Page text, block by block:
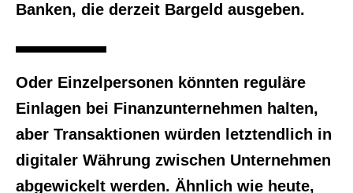
Banken, die derzeit Bargeld ausgeben.
Oder Einzelpersonen könnten reguläre
Einlagen bei Finanzunternehmen halten,
aber Transaktionen würden letztendlich in
digitaler Währung zwischen Unternehmen
abgewickelt werden. Ähnlich wie heute,